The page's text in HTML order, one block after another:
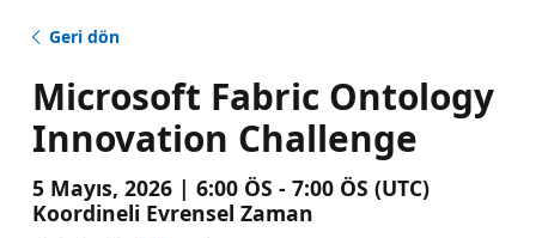
Geri dön
Microsoft Fabric Ontology
Innovation Challenge
5 Mayıs, 2026 | 6:00 ÖS - 7:00 ÖS (UTC)
Koordineli Evrensel Zaman